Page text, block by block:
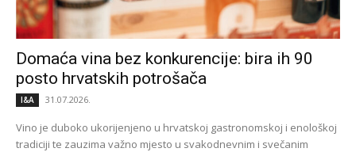
Domaća vina bez konkurencije: bira ih 90
posto hrvatskih potrošača
I&A 31.07.2026.
Vino je duboko ukorijenjeno u hrvatskoj gastronomskoj i enološkoj
tradiciji te zauzima važno mjesto u svakodnevnim i svečanim